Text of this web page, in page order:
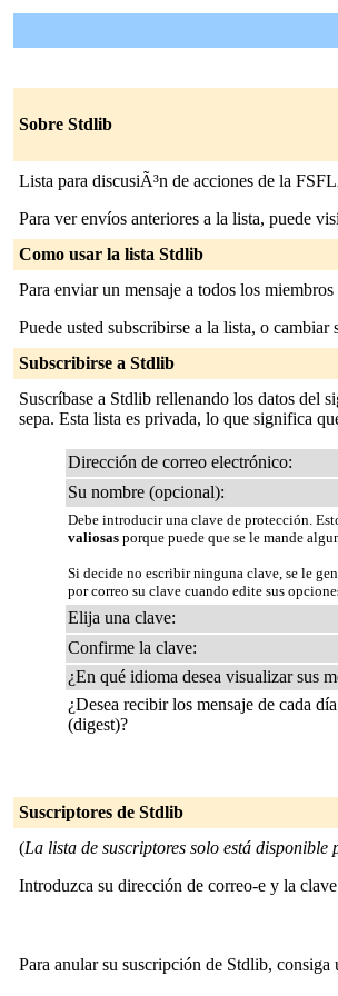
Sobre Stdlib
Lista para discusiÃ³n de acciones de la
Para ver envíos anteriores a la lista, puede
Como usar la lista Stdlib
Para enviar un mensaje a todos los
Puede usted subscribirse a la lista, o
Subscribirse a Stdlib
Suscríbase a Stdlib rellenando los datos del
sepa. Esta lista es privada, lo que significa
Dirección de correo electrónico:
Su nombre (opcional):
Debe introducir una clave de protección.
valiosas porque puede que se le mande
Si decide no escribir ninguna clave, se le
por correo su clave cuando edite sus
Elija una clave:
Confirme la clave:
¿En qué idioma desea visualizar sus
¿Desea recibir los mensaje de cada
(digest)?
Suscriptores de Stdlib
(La lista de suscriptores solo está disponible
Introduzca su dirección de correo-e y la
Para anular su suscripción de Stdlib,